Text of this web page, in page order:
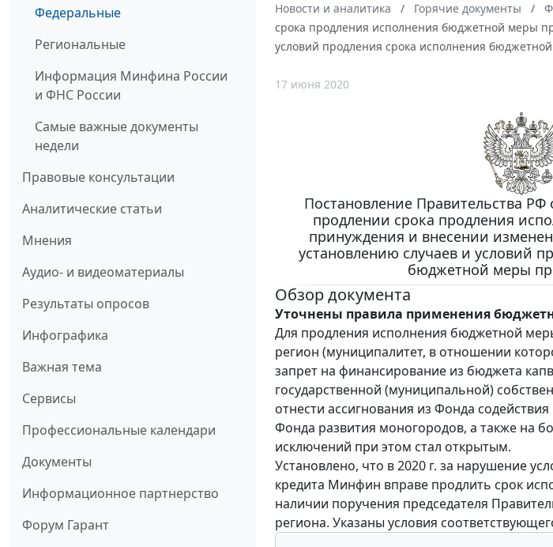
Федеральные
Региональные
Информация Минфина России
и ФНС России
Самые важные документы
недели
Правовые консультации
Аналитические статьи
Мнения
Аудио- и видеоматериалы
Результаты опросов
Инфографика
Важная тема
Сервисы
Профессиональные календари
Документы
Информационное партнерство
Форум Гарант
Новости и аналитика Горячие документы
срока продления исполнения бюджетной меры
условий продления срока исполнения
17 июня 2020
Постановление Правительства РФ
продлении срока продления
принуждения и внесении
установлению случаев и условий
бюджетной меры
Обзор документа
Уточнены правила применения
Для продления исполнения бюджетной
регион (муниципалитет, в отношении
запрет на финансирование из бюджета
государственной (муниципальной)
отнести ассигнования из Фонда
Фонда развития моногородов, а также на
исключений при этом стал открытым.
Установлено, что в 2020 г. за нарушение
кредита Минфин вправе продлить срок
наличии поручения председателя
региона. Указаны условия